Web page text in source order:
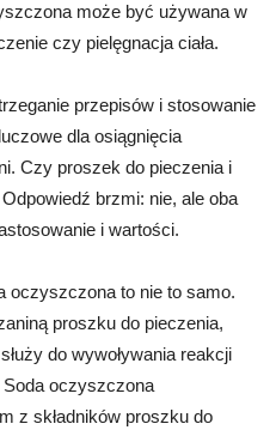
może być używana w
czy pielęgnacja ciała.
przepisów i stosowanie
dla osiągnięcia
Czy proszek do pieczenia i
brzmi: nie, ale oba
i wartości.
oczyszczona to nie to samo.
proszku do pieczenia,
do wywoływania reakcji
oczyszczona
z składników proszku do